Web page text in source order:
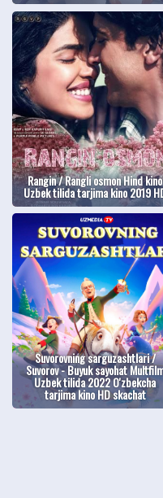
Rangin / Rangli osmon Hind kino
Uzbek tilida tarjima kino 2019
Suvorovning sarguzashtlari /
Suvorov - Buyuk sayohat
Uzbek tilida 2022 O'zbekcha
tarjima kino HD skachat